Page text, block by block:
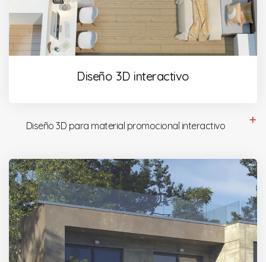
Diseño 3D interactivo
Diseño 3D para material promocional interactivo